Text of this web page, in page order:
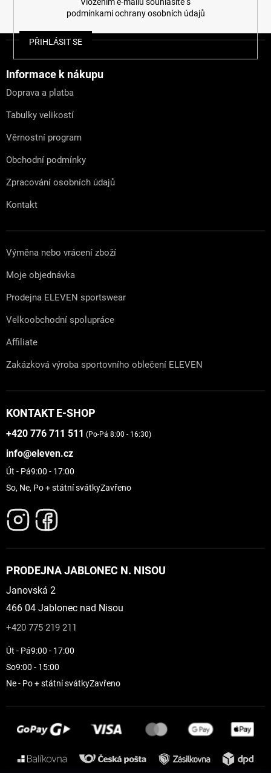
podmínkami ochrany osobních údajů
PŘIHLÁSIT SE
Informace k nákupu
Doprava a platba
Tabulky velikostí
Věrnostní program
Obchodní podmínky
Zpracování osobních údajů
Kontakt
Výměna nebo vrácení zboží
Moje objednávka
Prodejna ELEVEN sportswear
Velkoobchodní spolupráce
Affiliate
Zakázková výroba sportovního oblečení ELEVEN
KONTAKT E-SHOP
+420 776 711 511 (Po-Pá 8:00 - 16:30)
info@eleven.cz
Út - Pá9:00 - 17:00
So, Ne, Po + státní svátkyZavřeno
PRODEJNA JABLONEC N. NISOU
Janovská 2
466 04 Jablonec nad Nisou
+420 775 219 211
Út - Pá9:00 - 17:00
So9:00 - 15:00
Ne - Po + státní svátkyZavřeno